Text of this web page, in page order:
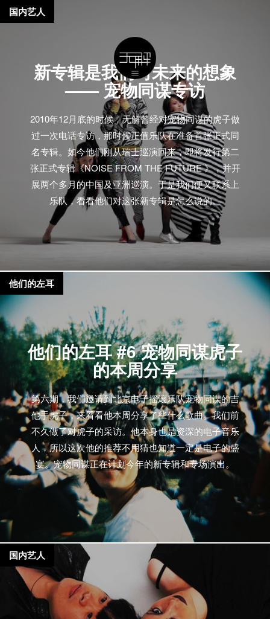
新专辑是我们对未来的想象
—— 宠物同谋专访
2010年12月底的时候，无解曾经对宠物同谋的虎子做
过一次电话专访，那时候正值乐队在准备首张正式同
名专辑。如今他们刚从瑞士巡演回来，即将发行第二
张正式专辑《NOISE FROM THE FUTURE 》，并开
展两个多月的中国及亚洲巡演。于是我们便又联系上
乐队，看看他们对这张新专辑是怎么说的。
国内艺人
他们的左耳 #6 宠物同谋虎子
的本周分享
第六期，我们邀请到北京电子摇滚乐队宠物同谋的吉
他手虎子，来看看他本周分享了些什么歌曲。我们前
不久做了对虎子的采访。他本身也是资深的电子音乐
人，所以这次他的推荐不用猜也知道一定是电子的盛
宴。宠物同谋正在计划今年的新专辑和专场演出。
他们的左耳
国内艺人